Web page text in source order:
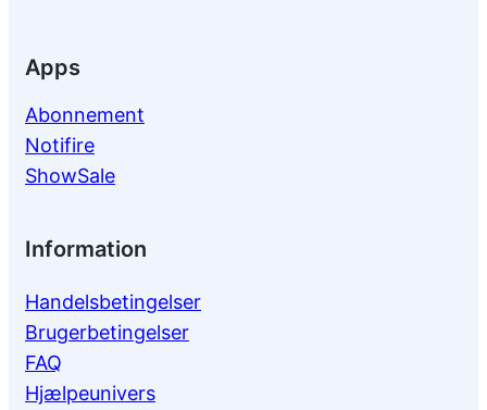
Apps
Abonnement
Notifire
ShowSale
Information
Handelsbetingelser
Brugerbetingelser
FAQ
Hjælpeunivers